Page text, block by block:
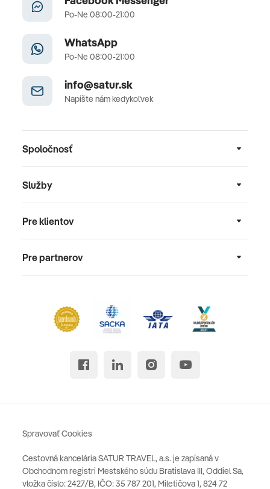
Po-Ne 08:00-21:00
WhatsApp
Po-Ne 08:00-21:00
info@satur.sk
Napíšte nám kedykoľvek
Spoločnosť
Služby
Pre klientov
Pre partnerov
Cestovná kancelária SATUR TRAVEL, a.s. je zapísaná v
Obchodnom registri Mestského súdu Bratislava III, Oddiel Sa,
vložka číslo: 2427/B, IČO: 35 787 201, Miletičova 1, 824 72
Spravovať Cookies